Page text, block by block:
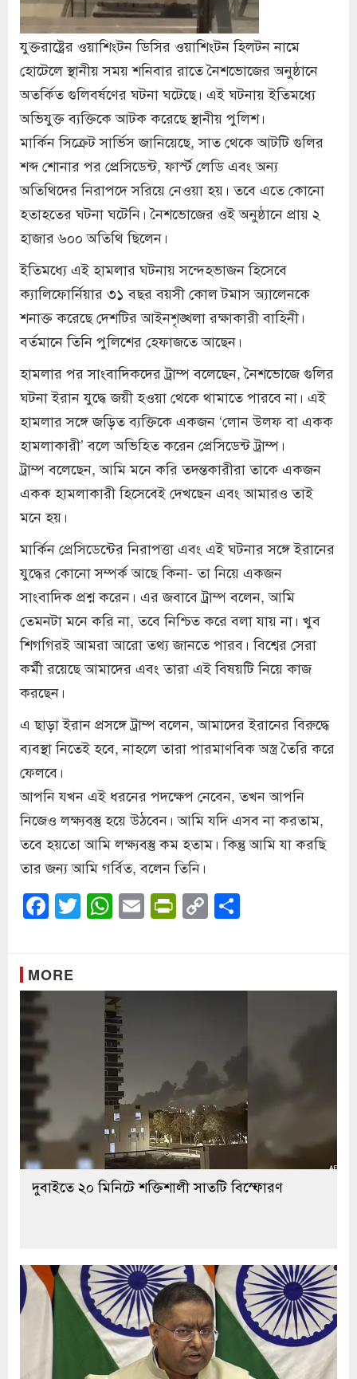
যুক্তরাষ্ট্রের ওয়াশিংটন ডিসির ওয়াশিংটন হিলটন নামে
হোটেলে স্থানীয় সময় শনিবার রাতে নৈশভোজের অনুষ্ঠানে
অতর্কিত গুলিবর্ষণের ঘটনা ঘটেছে। এই ঘটনায় ইতিমধ্যে
অভিযুক্ত ব্যক্তিকে আটক করেছে স্থানীয় পুলিশ।
মার্কিন সিক্রেট সার্ভিস জানিয়েছে, সাত থেকে আটটি গুলির
শব্দ শোনার পর প্রেসিডেন্ট, ফার্স্ট লেডি এবং অন্য
অতিথিদের নিরাপদে সরিয়ে নেওয়া হয়। তবে এতে কোনো
হতাহতের ঘটনা ঘটেনি। নৈশভোজের ওই অনুষ্ঠানে প্রায় ২
হাজার ৬০০ অতিথি ছিলেন।
ইতিমধ্যে এই হামলার ঘটনায় সন্দেহভাজন হিসেবে
ক্যালিফোর্নিয়ার ৩১ বছর বয়সী কোল টমাস অ্যালেনকে
শনাক্ত করেছে দেশটির আইনশৃঙ্খলা রক্ষাকারী বাহিনী।
বর্তমানে তিনি পুলিশের হেফাজতে আছেন।
হামলার পর সাংবাদিকদের ট্রাম্প বলেছেন, নৈশভোজে গুলির
ঘটনা ইরান যুদ্ধে জয়ী হওয়া থেকে থামাতে পারবে না। এই
হামলার সঙ্গে জড়িত ব্যক্তিকে একজন ‘লোন উলফ বা একক
হামলাকারী’ বলে অভিহিত করেন প্রেসিডেন্ট ট্রাম্প।
ট্রাম্প বলেছেন, আমি মনে করি তদন্তকারীরা তাকে একজন
একক হামলাকারী হিসেবেই দেখছেন এবং আমারও তাই
মনে হয়।
মার্কিন প্রেসিডেন্টের নিরাপত্তা এবং এই ঘটনার সঙ্গে ইরানের
যুদ্ধের কোনো সম্পর্ক আছে কিনা- তা নিয়ে একজন
সাংবাদিক প্রশ্ন করেন। এর জবাবে ট্রাম্প বলেন, আমি
তেমনটা মনে করি না, তবে নিশ্চিত করে বলা যায় না। খুব
শিগগিরই আমরা আরো তথ্য জানতে পারব। বিশ্বের সেরা
কর্মী রয়েছে আমাদের এবং তারা এই বিষয়টি নিয়ে কাজ
করছেন।
এ ছাড়া ইরান প্রসঙ্গে ট্রাম্প বলেন, আমাদের ইরানের বিরুদ্ধে
ব্যবস্থা নিতেই হবে, নাহলে তারা পারমাণবিক অস্ত্র তৈরি করে
ফেলবে।
আপনি যখন এই ধরনের পদক্ষেপ নেবেন, তখন আপনি
নিজেও লক্ষ্যবস্তু হয়ে উঠবেন। আমি যদি এসব না করতাম,
তবে হয়তো আমি লক্ষ্যবস্তু কম হতাম। কিন্তু আমি যা করছি
তার জন্য আমি গর্বিত, বলেন তিনি।
Facebook
Twitter
WhatsApp
EmailPrintFriendly
Copy
Link
MORE
দুবাইতে ২০ মিনিটে শক্তিশালী সাতটি বিস্ফোরণ